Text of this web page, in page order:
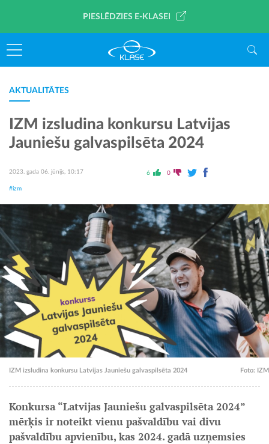
PIESLĒDZIES E-KLASEI
AKTUALITĀTES
IZM izsludina konkursu Latvijas
Jauniešu galvaspilsēta 2024
2023. gada 06. jūnijs, 10:17 6 0
#izm
IZM izsludina konkursu Latvijas Jauniešu galvaspilsēta 2024 Foto: IZM
Konkursa “Latvijas Jauniešu galvaspilsēta 2024”
mērķis ir noteikt vienu pašvaldību vai divu
pašvaldību apvienību, kas 2024. gadā uzņemsies